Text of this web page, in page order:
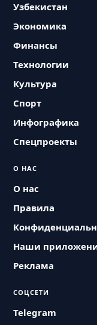
Узбекистан
Экономика
Финансы
Технологии
Культура
Спорт
Инфографика
Спецпроекты
О НАС
О нас
Правила
Наши
Реклама
СОЦСЕТИ
Telegram